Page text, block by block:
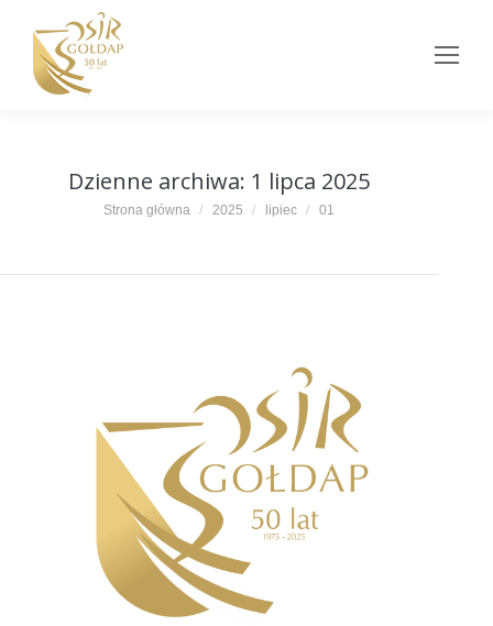
Dzienne archiwa: 1 lipca 2025
Jesteś tutaj:
Strona główna 2025 lipiec 01